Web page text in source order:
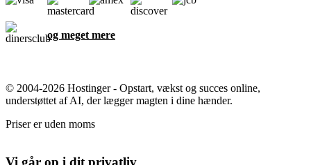
og meget mere
© 2004-2026 Hostinger - Opstart, vækst og succes online,
understøttet af AI, der lægger magten i dine hænder.
Priser er uden moms
Vi går op i dit privatliv